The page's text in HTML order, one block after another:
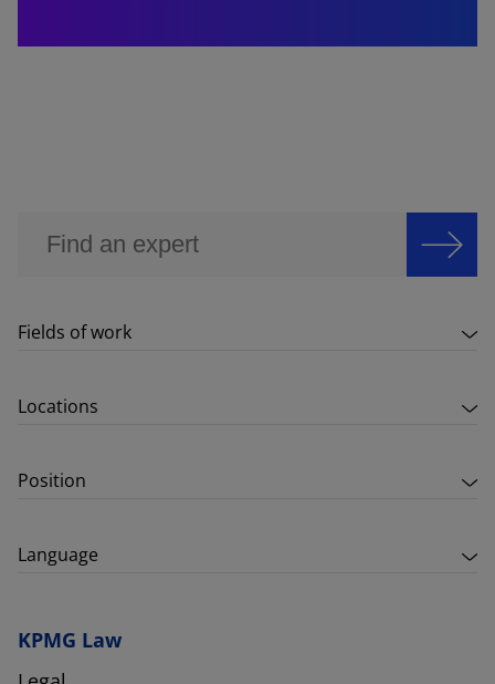
Fields of work
Locations
Position
Language
KPMG Law